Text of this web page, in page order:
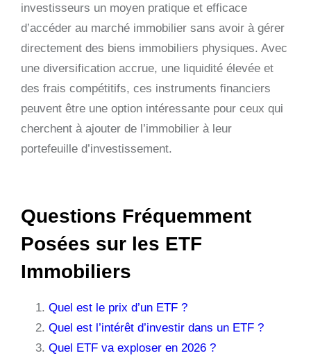
investisseurs un moyen pratique et efficace
d’accéder au marché immobilier sans avoir à gérer
directement des biens immobiliers physiques. Avec
une diversification accrue, une liquidité élevée et
des frais compétitifs, ces instruments financiers
peuvent être une option intéressante pour ceux qui
cherchent à ajouter de l’immobilier à leur
portefeuille d’investissement.
Questions Fréquemment
Posées sur les ETF
Immobiliers
Quel est le prix d’un ETF ?
Quel est l’intérêt d’investir dans un ETF ?
Quel ETF va exploser en 2026 ?